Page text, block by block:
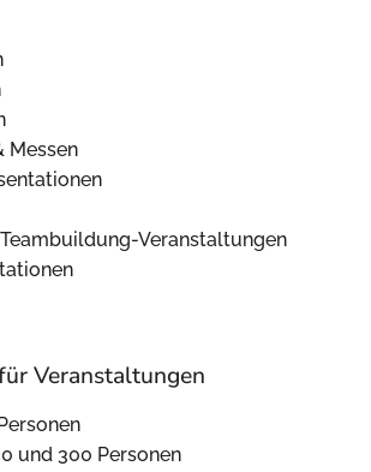
Messen
Veranstaltungen
Veranstaltungen
und 300 Personen